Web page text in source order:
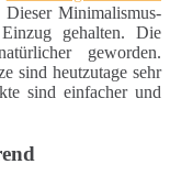
Minimalismus-
gehalten. Die
geworden.
sind heutzutage sehr
sind einfacher und